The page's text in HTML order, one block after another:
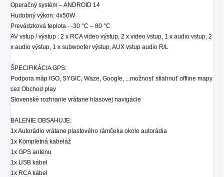
Operačný systém – ANDROID 14
Hudobný výkon: 4x50W
Prevádzková teplota - -30 °C – 80 °C
AV vstup / výstup : 2 x RCA video výstup, 2 x video vstup, 1 x audio vstup, 2
x audio výstup, 1 x subwoofer výstup, AUX vstup audio R/L
ŠPECIFIKÁCIA GPS:
Podpora máp IGO, SYGIC, Waze, Google, ...možnosť stiahnuť offline mapy
cez Obchod play
Slovenské rozhranie vrátane hlasovej navigácie
BALENIE OBSAHUJE:
1x Autorádio vrátane plastového rámčeka okolo autorádia
1x Kompletná kabeláž
1x GPS anténu
1x USB kábel
1x RCA kábel